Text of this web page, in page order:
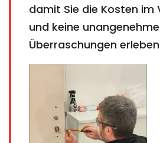
damit Sie die Kosten im
und keine
Überraschungen